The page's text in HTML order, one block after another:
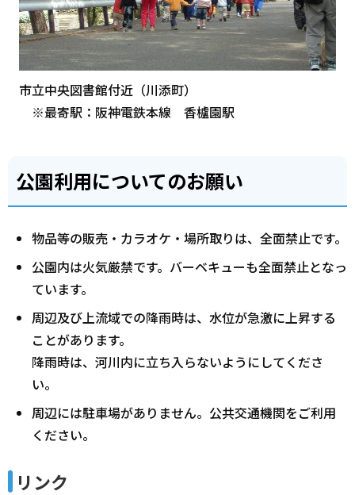
市立中央図書館付近（川添町）
※最寄駅：阪神電鉄本線 香櫨園駅
公園利用についてのお願い
物品等の販売・カラオケ・場所取りは、全面禁止です。
公園内は火気厳禁です。バーベキューも全面禁止となっ
ています。
周辺及び上流域での降雨時は、水位が急激に上昇する
ことがあります。
降雨時は、河川内に立ち入らないようにしてくださ
い。
周辺には駐車場がありません。公共交通機関をご利用
ください。
リンク